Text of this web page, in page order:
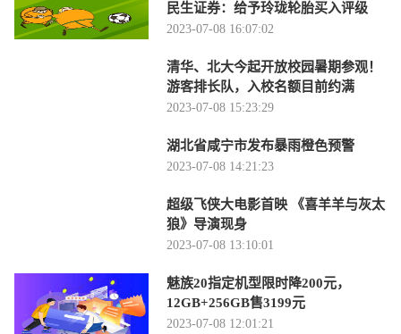
民生证券：给予玲珑轮胎买入评级
2023-07-08 16:07:02
清华、北大今起开放校园暑期参观！
游客排长队，入校名额目前约满
2023-07-08 15:23:29
湖北省咸宁市发布暴雨橙色预警
2023-07-08 14:21:23
超级飞侠大电影首映 《喜羊羊与灰太
狼》导演现身
2023-07-08 13:10:01
魅族20指定机型限时降200元，
12GB+256GB售3199元
2023-07-08 12:01:21